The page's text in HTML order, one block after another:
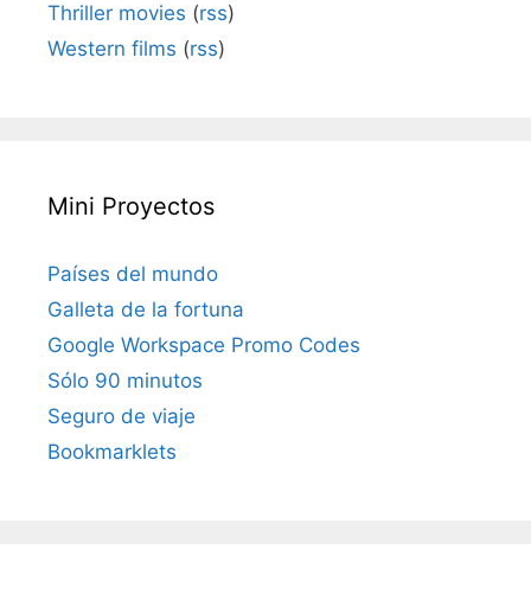
Thriller movies (rss)
Western films (rss)
Mini Proyectos
Países del mundo
Galleta de la fortuna
Google Workspace Promo Codes
Sólo 90 minutos
Seguro de viaje
Bookmarklets